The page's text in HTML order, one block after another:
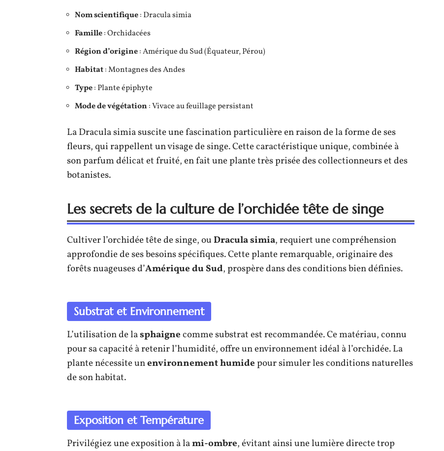
Nom scientifique: Dracula simia
Famille: Orchidacées
Région d’origine: Amérique du Sud (Équateur, Pérou)
Habitat: Montagnes des Andes
Type: Plante épiphyte
Mode de végétation : Vivace au feuillage persistant
La Dracula simia suscite une fascination particulière en raison de la forme de ses
fleurs, qui rappellent un visage de singe. Cette caractéristique unique, combinée à
son parfum délicat et fruité, en fait une plante très prisée des collectionneurs et des
botanistes.
Les secrets de la culture de l’orchidée tête de singe
Cultiver l’orchidée tête de singe, ouDracula simia, requiert une compréhension
approfondie de ses besoins spécifiques. Cette plante remarquable, originaire des
forêts nuageuses d’Amérique du Sud, prospère dans des conditions bien définies.
Substrat et Environnement
L’utilisation de lasphaignecomme substrat est recommandée. Ce matériau, connu
pour sa capacité à retenir l’humidité, offre un environnement idéal à l’orchidée. La
plante nécessite unenvironnement humidepour simuler les conditions naturelles
de son habitat.
Exposition et Température
Privilégiez une exposition à lami-ombre, évitant ainsi une lumière directe trop